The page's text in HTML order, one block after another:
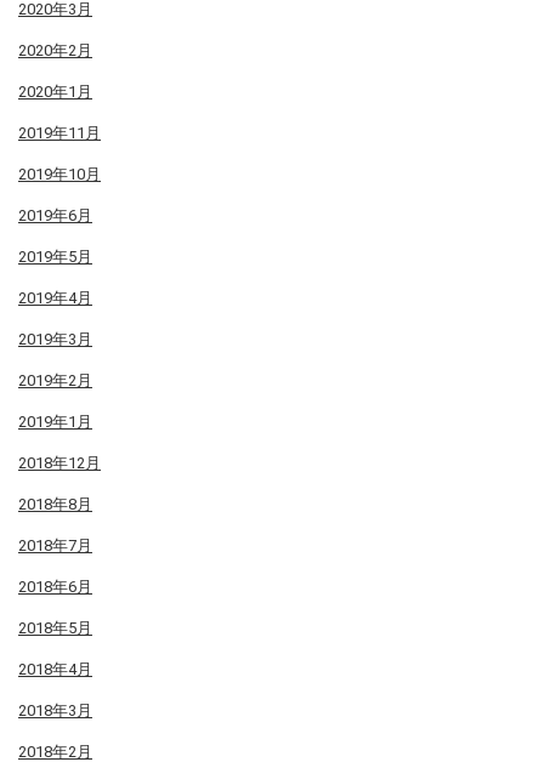
2020年3月
2020年2月
2020年1月
2019年11月
2019年10月
2019年6月
2019年5月
2019年4月
2019年3月
2019年2月
2019年1月
2018年12月
2018年8月
2018年7月
2018年6月
2018年5月
2018年4月
2018年3月
2018年2月